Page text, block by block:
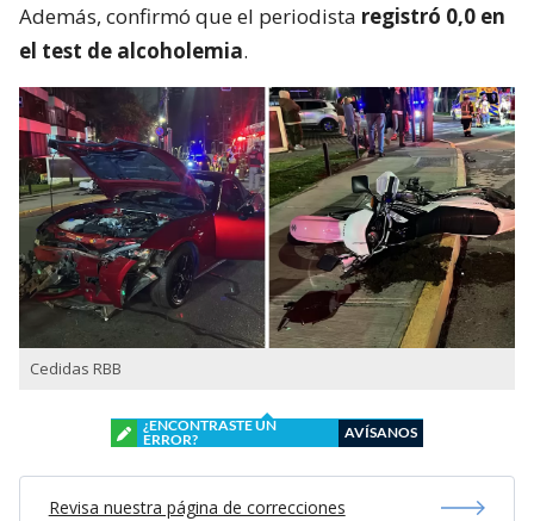
Además, confirmó que el periodista registró 0,0 en
el test de alcoholemia.
Cedidas RBB
¿ENCONTRASTE UN
ERROR?
AVÍSANOS
Revisa nuestra página de correcciones